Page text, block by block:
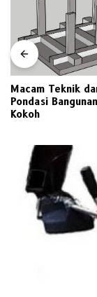
Macam Teknik
Pondasi
Kokoh